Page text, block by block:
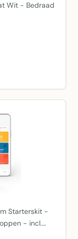
Wit - Bedraad
Starterskit -
- incl.…